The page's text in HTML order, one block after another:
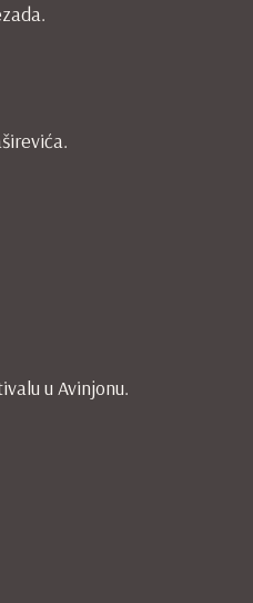
u Avinjonu.